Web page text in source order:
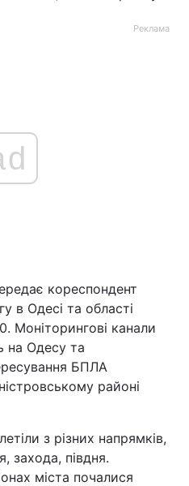
Реклама
кореспондент
в Одесі та області
Моніторингові канали
на Одесу та
БПЛА
районі
з різних напрямків,
захода, півдня.
міста почалися